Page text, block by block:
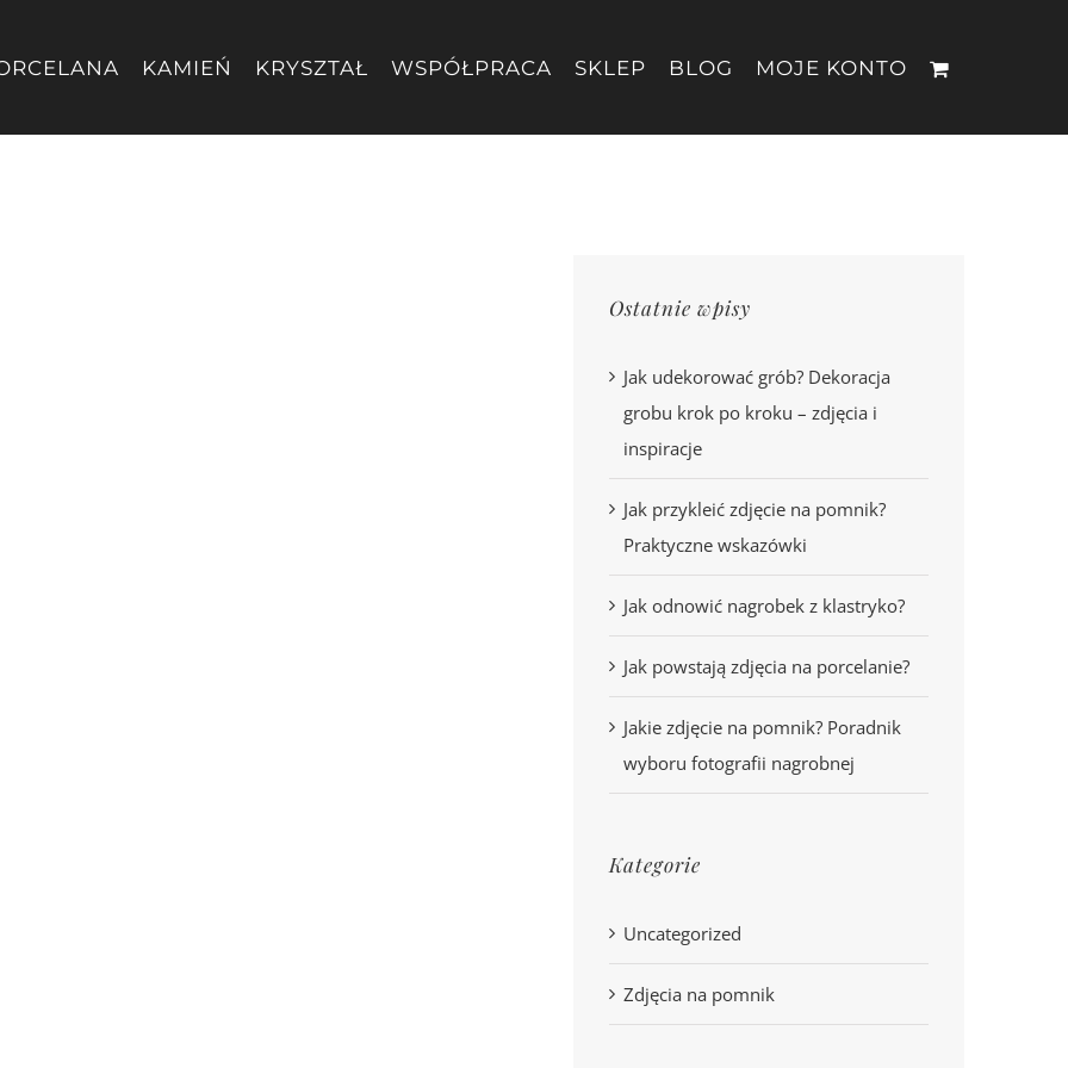
KAMIEŃ KRYSZTAŁ WSPÓŁPRACA SKLEP BLOG MOJE KONTO
Ostatnie wpisy
Jak udekorować grób? Dekoracja
grobu krok po kroku – zdjęcia i
inspiracje
Jak przykleić zdjęcie na pomnik?
Praktyczne wskazówki
Jak odnowić nagrobek z klastryko?
Jak powstają zdjęcia na porcelanie?
Jakie zdjęcie na pomnik? Poradnik
wyboru fotografii nagrobnej
Kategorie
Uncategorized
Zdjęcia na pomnik